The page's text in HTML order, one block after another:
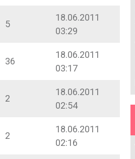
5
18.06.2011
03:29
36
18.06.2011
03:17
2
18.06.2011
02:54
2
18.06.2011
02:16